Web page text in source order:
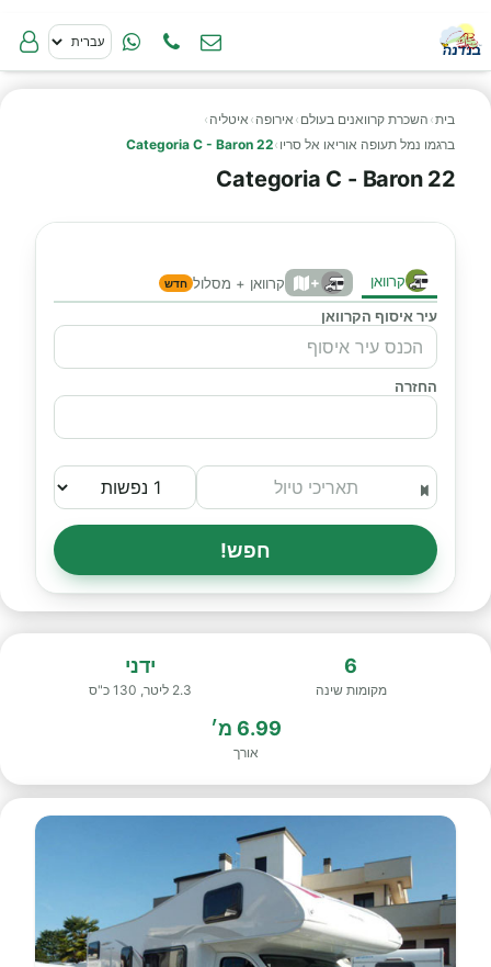
בית› השכרת קרוואנים בעולם › אירופה › איטליה ›
ברגמו נמל תעופה אוריאו אל סריו ›
Categoria C - Baron 22
Categoria C - Baron 22
קרוואן + קרוואן + מסלול חדש
עיר איסוף הקרוואן
החזרה
חפש!
6
מקומות שינה
ידני
2.3 ליטר, 130 כ"ס
6.99 מ׳
אורך